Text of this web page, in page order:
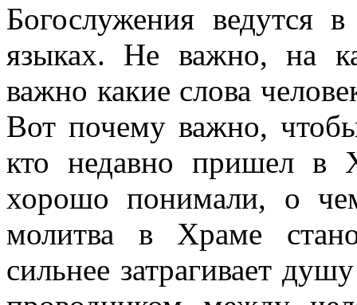
Богослужения ведутся
языках. Не важно, на
важно какие слова
Вот почему важно,
кто недавно пришел в
хорошо понимали, о
молитва в Храме
сильнее затрагивает